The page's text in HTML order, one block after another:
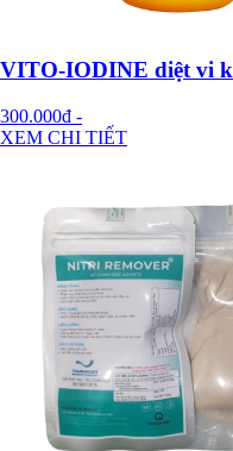
VITO-IODINE diệt vi
300.000đ -
XEM CHI TIẾT